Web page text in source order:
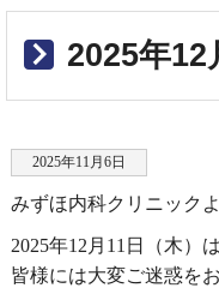
2025年12
2025年11月6日
みずほ内科クリニック
2025年12月11日（木）
皆様には大変ご迷惑を